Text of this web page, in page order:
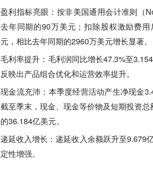
盈利指标亮眼： 按非美国通用会计准则（
去年同期的90万美元；扣除股权激励费
元，相比去年同期的2960万美元增长显著。
毛利率提升： 毛利润同比增长47.3%至
反映出产品组合优化和运营效率提升。
现金流充沛： 本季度经营活动产生净现金
截至季末，现金、现金等价物及短期投资
的36.184亿美元。
递延收入增长：递延收入余额跃升至9.679
定性增强。